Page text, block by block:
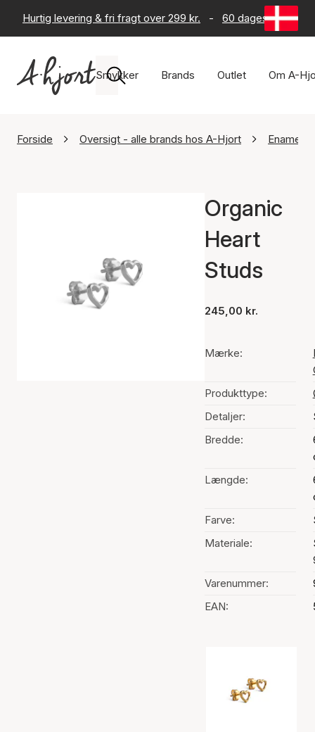
Hurtig levering & fri fragt over 299 kr. - 60 dages returret
Smykker Brands Outlet Om A-
Forside Oversigt - alle brands hos A-Hjort Enamel
Organic
Heart
Studs
245,00 kr.
Mærke:
Produkttype:
Detaljer:
Bredde:
Længde:
Farve:
Materiale:
Varenummer:
EAN: